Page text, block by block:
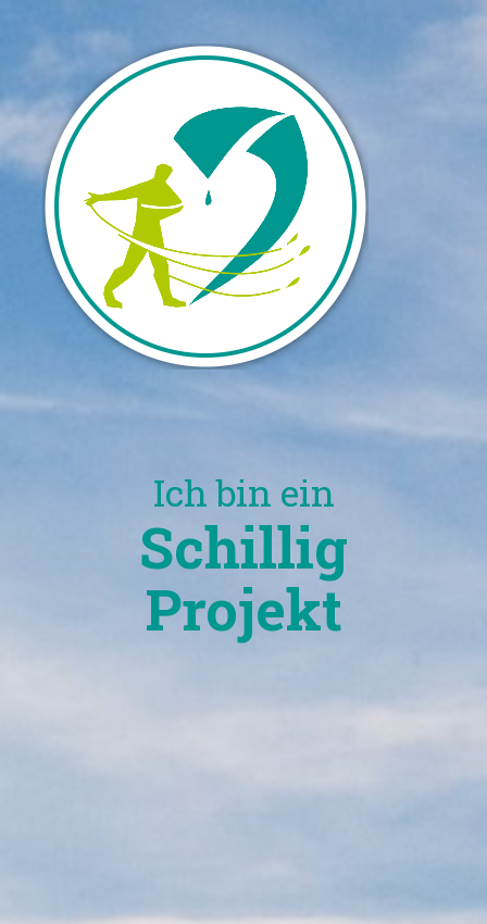
Ich bin ein
Schillig
Projekt